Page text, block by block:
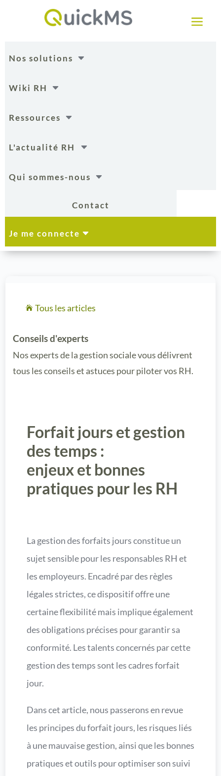
a
C
Nos solutions
C
Wiki RH
C
Ressources
C
L'actualité RH
C
Qui sommes-nous
Contact
C
Je me connecte
 Tous les articles
Conseils d'experts
Nos experts de la gestion sociale vous délivrent
tous les conseils et astuces pour piloter vos RH.
Forfait jours et gestion
des temps :
enjeux et bonnes
pratiques pour les RH
La gestion des forfaits jours constitue un
sujet sensible pour les responsables RH et
les employeurs. Encadré par des règles
légales strictes, ce dispositif offre une
certaine flexibilité mais implique également
des obligations précises pour garantir sa
conformité. Les talents concernés par cette
gestion des temps sont les cadres forfait
jour.
Dans cet article, nous passerons en revue
les principes du forfait jours, les risques liés
à une mauvaise gestion, ainsi que les bonnes
pratiques et outils pour optimiser son suivi